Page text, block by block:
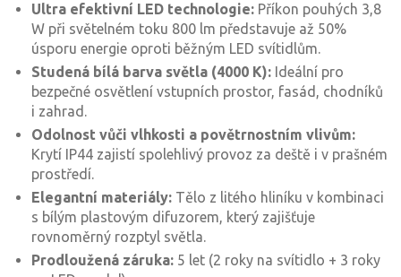
Ultra efektivní LED technologie: Příkon pouhých 3,8
W při světelném toku 800 lm představuje až 50%
úsporu energie oproti běžným LED svítidlům.
Studená bílá barva světla (4000 K): Ideální pro
bezpečné osvětlení vstupních prostor, fasád, chodníků
i zahrad.
Odolnost vůči vlhkosti a povětrnostním vlivům:
Krytí IP44 zajistí spolehlivý provoz za deště i v prašném
prostředí.
Elegantní materiály: Tělo z litého hliníku v kombinaci
s bílým plastovým difuzorem, který zajišťuje
rovnoměrný rozptyl světla.
Prodloužená záruka: 5 let (2 roky na svítidlo + 3 roky